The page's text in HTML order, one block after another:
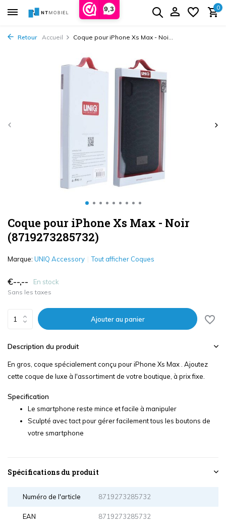
9,3 0
Retour Accueil Coque pour iPhone Xs Max - Noi...
Coque pour iPhone Xs Max - Noir
(8719273285732)
Marque: UNIQ Accessory Tout afficher Coques
€--,-- En stock
Sans les taxes
Ajouter au panier
Description du produit
En gros, coque spécialement conçu pour iPhone Xs Max . Ajoutez
cette coque de luxe à l'assortiment de votre boutique, à prix fixe.
Specification
Le smartphone reste mince et facile à manipuler
Sculpté avec tact pour gérer facilement tous les boutons de
votre smartphone
Spécifications du produit
Numéro de l'article 8719273285732
EAN 8719273285732